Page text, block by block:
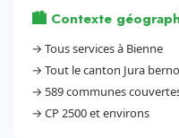
🏙️ Contexte
→ Tous services à Bienne
→ Tout le canton Jura
→ 589 communes
→ CP 2500 et environs